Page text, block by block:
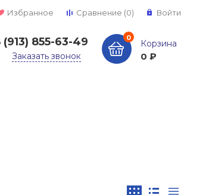
Избранное Сравнение (0) Войти
(913) 855-63-49
Заказать звонок
0
Корзина
0 ₽